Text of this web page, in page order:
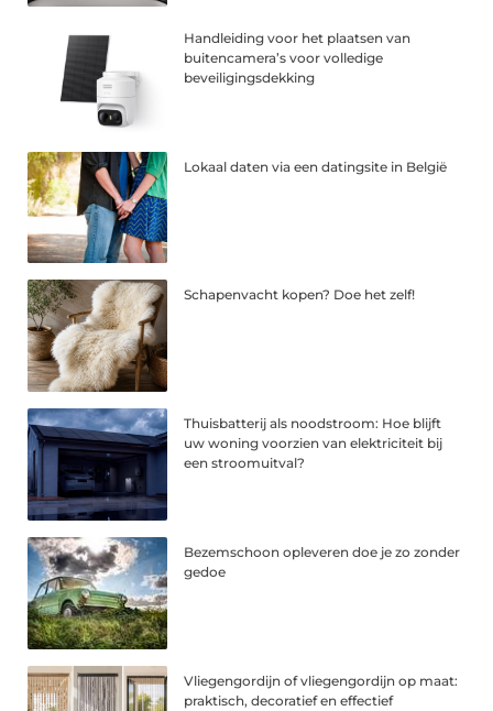
Handleiding voor het plaatsen van
buitencamera’s voor volledige
beveiligingsdekking
Lokaal daten via een datingsite in België
Schapenvacht kopen? Doe het zelf!
Thuisbatterij als noodstroom: Hoe blijft
uw woning voorzien van elektriciteit bij
een stroomuitval?
Bezemschoon opleveren doe je zo zonder
gedoe
Vliegengordijn of vliegengordijn op maat:
praktisch, decoratief en effectief